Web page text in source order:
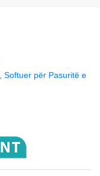
Softuer për Pasuritë e